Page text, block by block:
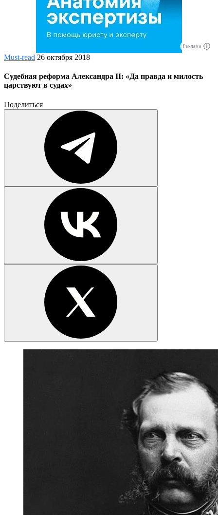
Реклама
Must-read 26 октября 2018
Судебная реформа Александра II: «Да правда и милость
царствуют в судах»
Поделиться